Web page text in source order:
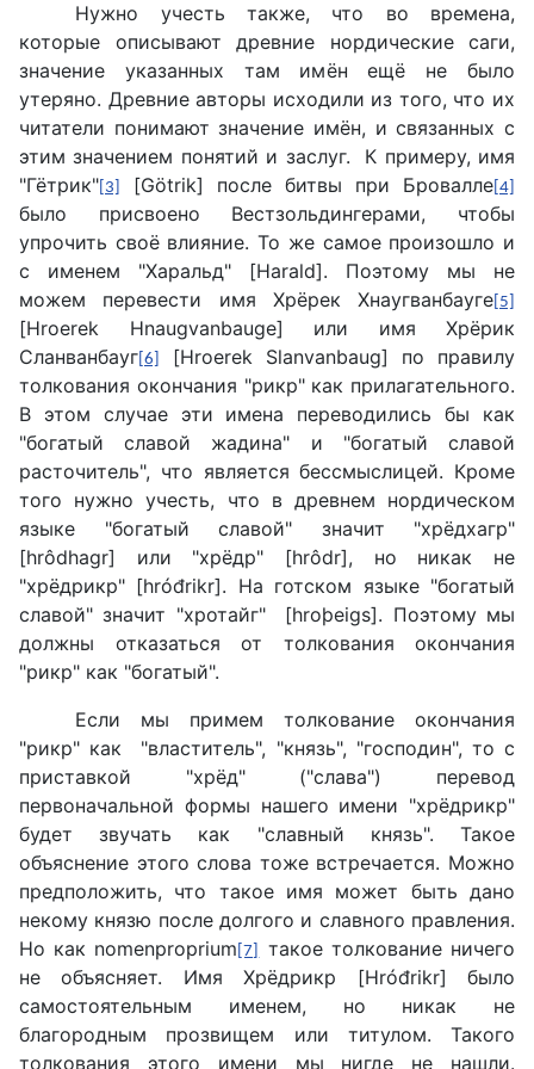
Нужно учесть также, что во времена,
которые описывают древние нордические саги,
значение указанных там имён ещё не было
утеряно. Древние авторы исходили из того, что их
читатели понимают значение имён, и связанных с
этим значением понятий и заслуг. К примеру, имя
"Гётрик" [3] [Götrik] после битвы при Бровалле [4]
было присвоено Вестзольдингерами, чтобы
упрочить своё влияние. То же самое произошло и
с именем "Харальд" [Harald]. Поэтому мы не
можем перевести имя Хрёрек Хнаугванбауге [5]
[Hroerek Hnaugvanbauge] или имя Хрёрик
Cланванбауг [6]
[Hroerek Slanvanbaug] по правилу
толкования окончания "рикр" как прилагательного.
В этом случае эти имена переводились бы как
"богатый славой жадина" и "богатый славой
расточитель", что является бессмыслицей. Кроме
того нужно учесть, что в древнем нордическом
языке "богатый славой" значит "хрёдхагр"
[hrôdhagr] или "хрёдр" [hrôdr], но никак не
"хрёдрикр" [hróđrikr]. На готском языке "богатый
славой" значит "хротайг" [hroþeigs]. Поэтому мы
должны отказаться от толкования окончания
"рикр" как "богатый".
Если мы примем толкование окончания
"рикр" как "властитель", "князь", "господин", то с
приставкой "хрёд" ("слава") перевод
первоначальной формы нашего имени "хрёдрикр"
будет звучать как "славный князь". Такое
объяснение этого слова тоже встречается. Можно
предположить, что такое имя может быть дано
некому князю после долгого и славного правления.
Но как nomenproprium [7]
такое толкование ничего
не объясняет. Имя Хрёдрикр [Hróđrikr] было
самостоятельным именем, но никак не
благородным прозвищем или титулом. Такого
толкования этого имени мы нигде не нашли.